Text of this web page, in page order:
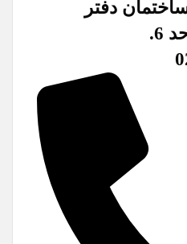
دفتر
خدمات قضایی، واحد 6.